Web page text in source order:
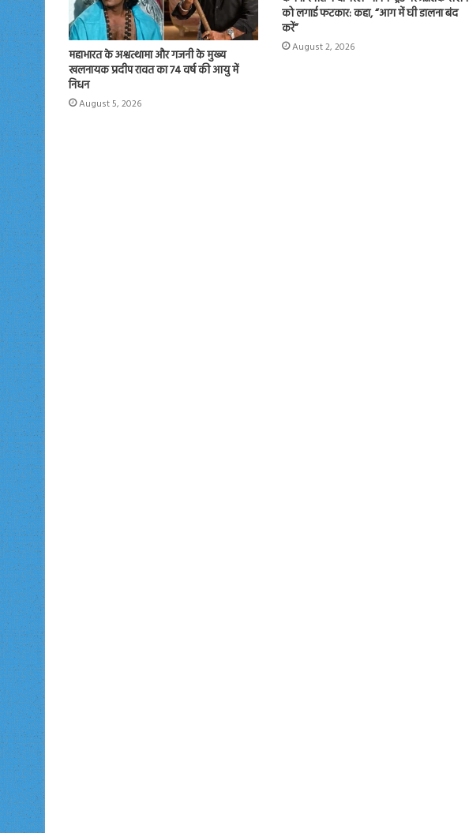
महाभारत के अश्वत्थामा और गजनी के मुख्य
खलनायक प्रदीप रावत का 74 वर्ष की आयु में
निधन
August 5, 2026
को लगाई फटकार: कहा, “आग में घी डालना बंद
करें”
August 2, 2026